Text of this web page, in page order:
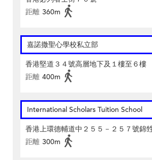
距離 360m
嘉諾撒聖心學校私立部
香港堅道３４號高層地下及１樓至６樓
距離 400m
International Scholars Tuition School
香港上環德輔道中２５５－２５７號錦
距離 300m